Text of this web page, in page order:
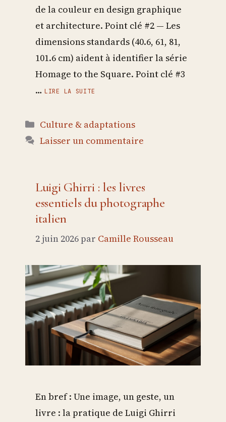
de la couleur en design graphique
et architecture. Point clé #2 — Les
dimensions standards (40.6, 61, 81,
101.6 cm) aident à identifier la série
Homage to the Square. Point clé #3
… LIRE LA SUITE
Catégories
Culture & adaptations
Laisser un commentaire
Luigi Ghirri : les livres
essentiels du photographe
italien
2 juin 2026 par Camille Rousseau
En bref : Une image, un geste, un
livre : la pratique de Luigi Ghirri